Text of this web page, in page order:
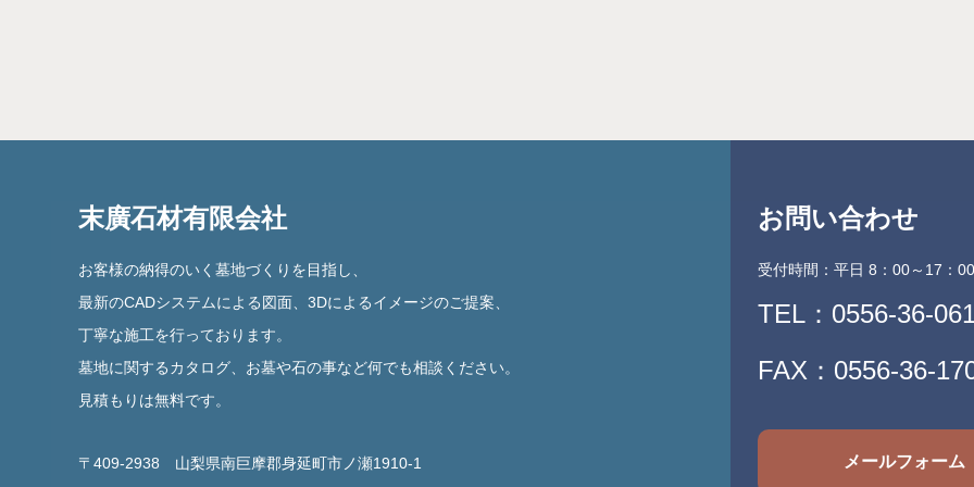
末廣石材有限会社
お客様の納得のいく墓地づくりを目指し、
最新のCADシステムによる図面、3Dによるイメージのご提案、
丁寧な施工を行っております。
墓地に関するカタログ、お墓や石の事など何でも相談ください。
見積もりは無料です。
〒409-2938 山梨県南巨摩郡身延町市ノ瀬1910-1
お問い合わせ
受付時間：平日 8：00～17：00
TEL： 0556-36-
FAX：0556-36-
メールフォーム